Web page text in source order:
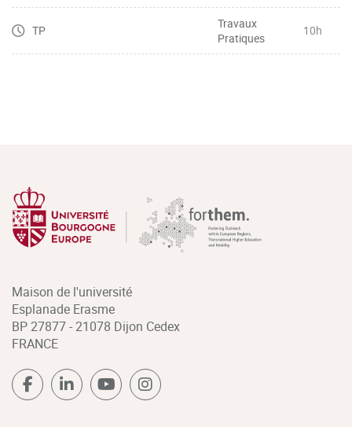
TP
Travaux
Pratiques
10h
Maison de l'université
Esplanade Erasme
BP 27877 - 21078 Dijon Cedex
FRANCE